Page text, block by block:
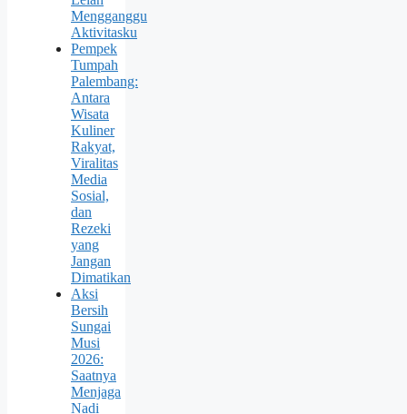
Mengganggu
Aktivitasku
Pempek
Tumpah
Palembang:
Antara
Wisata
Kuliner
Rakyat,
Viralitas
Media
Sosial,
dan
Rezeki
yang
Jangan
Dimatikan
Aksi
Bersih
Sungai
Musi
2026:
Saatnya
Menjaga
Nadi